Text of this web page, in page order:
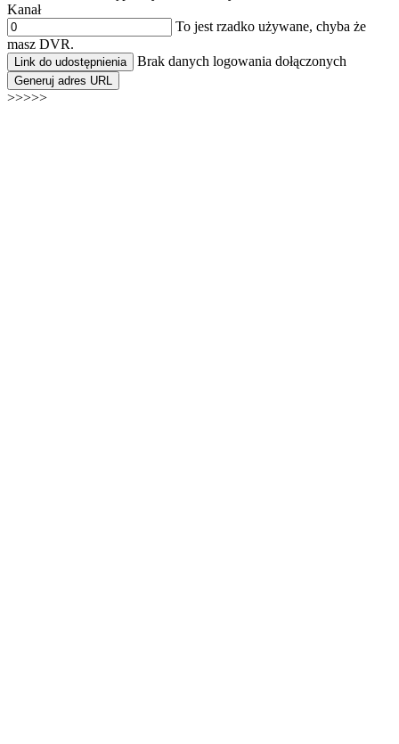
Kanał
To jest rzadko używane, chyba że
masz DVR.
Link do udostępnienia Brak danych logowania dołączonych
Generuj adres URL
>>>>>